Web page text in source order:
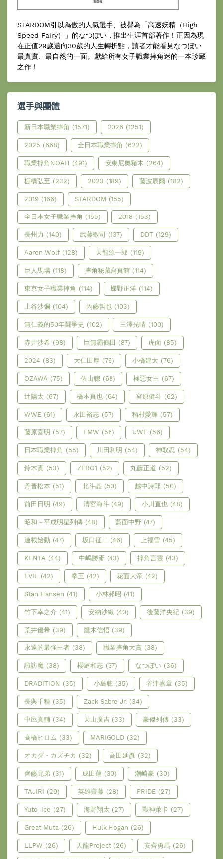
STARDOM引以為傲的人氣選手、被譽為「高速妖精（High
Speed Fairy）」的なつぽい，推出生涯首部著作！正因為現
在正值29歲邁向30歲的人生轉折點，讀者才能看見なつぽい
最真實、最自然的一面。獻給所有女子職業摔角迷的一本珍藏
之作！
選手與團體
新日本職業摔角 (1571) 2026 (1251)
2025 (668) 全日本職業摔角 (622)
職業摔角NOAH (491) 安東尼奧豬木 (264)
棚橋弘至 (232) 2023 (189) 藤波辰爾 (182)
2019 (166) STARDOM (155)
全日本女子職業摔角 (155) 2018 (153)
長州力 (140) 武藤敬司 (137) DDT (129)
Aaron Wolf (128) 天龍源一郎 (119)
巨人馬場 (118) 摔角秘藏寫真館 (114)
東京女子職業摔角 (114) 蝶野正洋 (114)
上谷沙彌 (104) 內藤哲也 (103)
無仁義的50年鬪爭史 (102) 三澤光晴 (100)
赤井沙希 (98) 巨無霸鶴田 (87) 虎面 (85)
2024 (83) 大仁田厚 (79) 小橋建太 (76)
OZAWA (75) 佐山聰 (68) 極惡女王 (67)
辻陽太 (67) 橋本真也 (64) 宮原健斗 (62)
WWE (61) 永田裕志 (57) 稻村愛輝 (57)
藤原喜明 (57) FMW (56) UWF (56)
日本職業摔角 (55) 川田利明 (54) 神取忍 (54)
鈴木實 (53) ZERO1 (52) 丸藤正道 (52)
丹普松本 (51) 北斗晶 (50) 越中詩郎 (50)
前田日明 (49) 清宮海斗 (49) 小川直也 (48)
昭和～平成明星列傳 (48) 藍面中野 (47)
連載始動 (47) 坂口征二 (46) 上福雪 (45)
KENTA (44) 中嶋勝彥 (43) 摔角言靈 (43)
EVIL (42) 拳王 (42) 花面大帝 (42)
Stan Hansen (41) 小林邦昭 (41)
竹下幸之介 (41) 安納沙織 (40) 後藤洋央紀 (39)
荒井優希 (39) 鷹木信悟 (39)
永遠的最強王者 (38) 職業摔角大賞 (38)
諏訪魔 (38) 櫻庭和志 (37) なつぽい (36)
DRADITION (35) 小島聰 (35) 谷津嘉章 (35)
長與千種 (35) Zack Sabre Jr. (34)
中邑真輔 (34) 天山廣吉 (33) 豪傑列傳 (33)
高橋ヒロム (33) MARIGOLD (32)
オカダ・カズチカ (32) 高田延彥 (32)
齊藤兄弟 (31) 成田蓮 (30) 潮崎豪 (30)
TAJIRI (29) 英雄齋藤 (28) PRIDE (27)
Yuto-Ice (27) 海野翔太 (27) 獸神萊卡 (27)
Great Muta (26) Hulk Hogan (26)
LLPW (26) 天龍Project (26) 安齊勇馬 (26)